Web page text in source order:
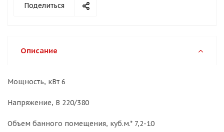
Поделиться
Описание
Мощность, кВт 6
Напряжение, В 220/380
Объем банного помещения, куб.м.* 7,2-10